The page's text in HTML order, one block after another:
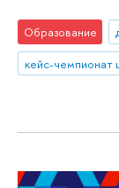
Образование